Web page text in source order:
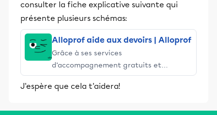
consulter la fiche explicative suivante qui
présente plusieurs schémas:
Alloprof aide aux devoirs | Alloprof
Grâce à ses services
d’accompagnement gratuits et
stimulants, Alloprof engage les élèves
et leurs parents dans la réussite
J'espère que cela t'aidera!